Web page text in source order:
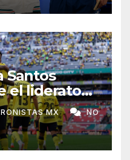
Santos
el liderato
MX NO